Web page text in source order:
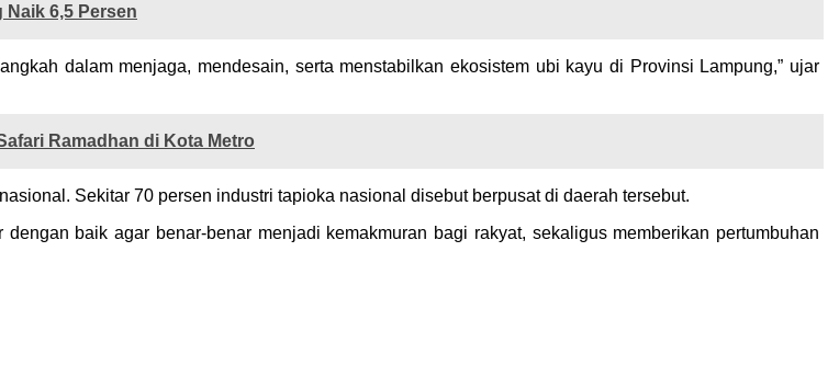
6,5 Persen
dalam menjaga, mendesain, serta menstabilkan ekosistem ubi kayu di Provinsi Lampung,” ujar
Ramadhan di Kota Metro
Sekitar 70 persen industri tapioka nasional disebut berpusat di daerah tersebut.
baik agar benar-benar menjadi kemakmuran bagi rakyat, sekaligus memberikan pertumbuhan